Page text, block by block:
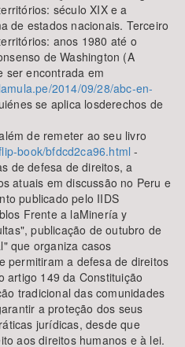
século XIX e a
de estados nacionais. Terceiro
anos 1980 até o
de Washington (A
ser encontrada em
2014/09/28/abc-en-
se aplica losderechos de
de remeter ao seu livro
book/bfdcd2ca96.html -
de defesa de direitos, a
atuais em discussão no Peru e
publicado pelo IIDS
Frente a laMinería y
publicação de outubro de
que organiza casos
permitiram a defesa de direitos
artigo 149 da Constituição
tradicional das comunidades
a proteção dos seus
jurídicas, desde que
aos direitos humanos e à lei.